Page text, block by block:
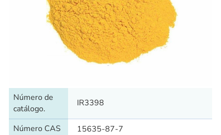
Número de
catálogo.
IR3398
Número CAS
15635-87-7